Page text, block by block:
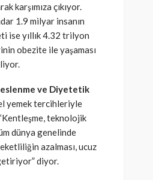
karşımıza çıkıyor.
1.9 milyar insanın
ise yıllık 4.32 trilyon
obezite ile yaşaması
ve Diyetetik
yemek tercihleriyle
teknolojik
dünya genelinde
azalması, ucuz
diyor.